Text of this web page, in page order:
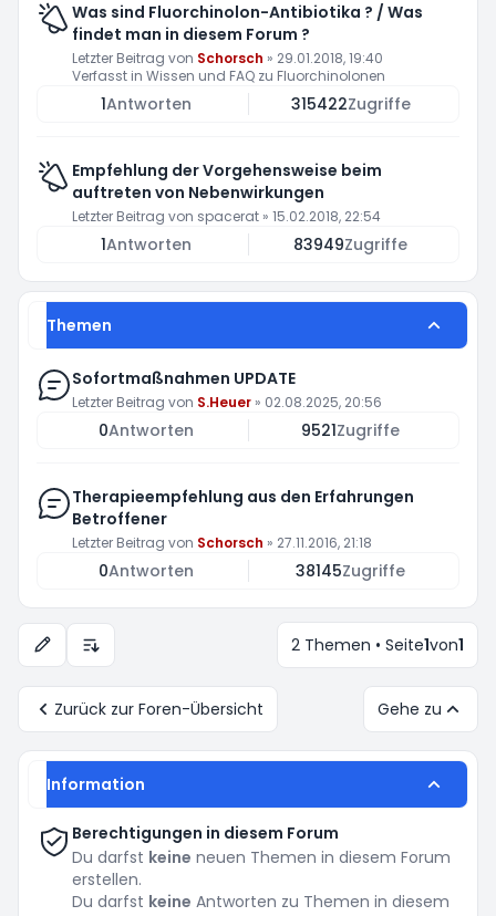
Was sind Fluorchinolon-Antibiotika ? / Was
findet man in diesem Forum ?
Letzter Beitrag von Schorsch » 29.01.2018, 19:40
Verfasst in Wissen und FAQ zu Fluorchinolonen
1Antworten 315422Zugriffe
Empfehlung der Vorgehensweise beim
auftreten von Nebenwirkungen
Letzter Beitrag von spacerat » 15.02.2018, 22:54
1Antworten 83949Zugriffe
Themen
Sofortmaßnahmen UPDATE
Letzter Beitrag von S.Heuer » 02.08.2025, 20:56
0Antworten 9521Zugriffe
Therapieempfehlung aus den Erfahrungen
Betroffener
Letzter Beitrag von Schorsch » 27.11.2016, 21:18
0Antworten 38145Zugriffe
Anzeige- und Sortierungs-Einstellungen
2 Themen • Seite1von1
Zurück zur Foren-Übersicht Gehe zu
Information
Berechtigungen in diesem Forum
Du darfst keine neuen Themen in diesem Forum
erstellen.
Du darfst keine Antworten zu Themen in diesem